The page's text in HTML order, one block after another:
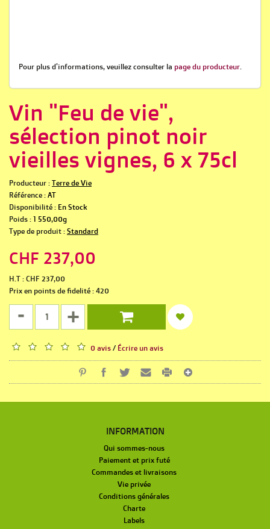
Pour plus d'informations, veuillez consulter la page du producteur
Vin "Feu de vie",
sélection pinot noir
vieilles vignes, 6 x 75cl
Producteur : Terre de Vie
Référence : AT
Disponibilité : En Stock
Poids : 1 550,00g
Type de produit : Standard
CHF 237,00
H.T : CHF 237,00
Prix en points de fidelité : 420
- +
0 avis / Écrire un avis
INFORMATION
Qui sommes-nous
Paiement et prix futé
Commandes et livraisons
Vie privée
Conditions générales
Charte
Labels